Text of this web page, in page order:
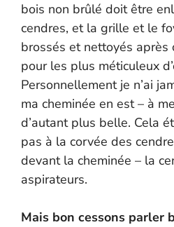
bois non brûlé doit être
cendres, et la grille et le
brossés et nettoyés après
pour les plus méticuleux
Personnellement je n’ai
ma cheminée en est – à
d’autant plus belle. Cela
pas à la corvée des
devant la cheminée – la
aspirateurs.
Mais bon cessons parler